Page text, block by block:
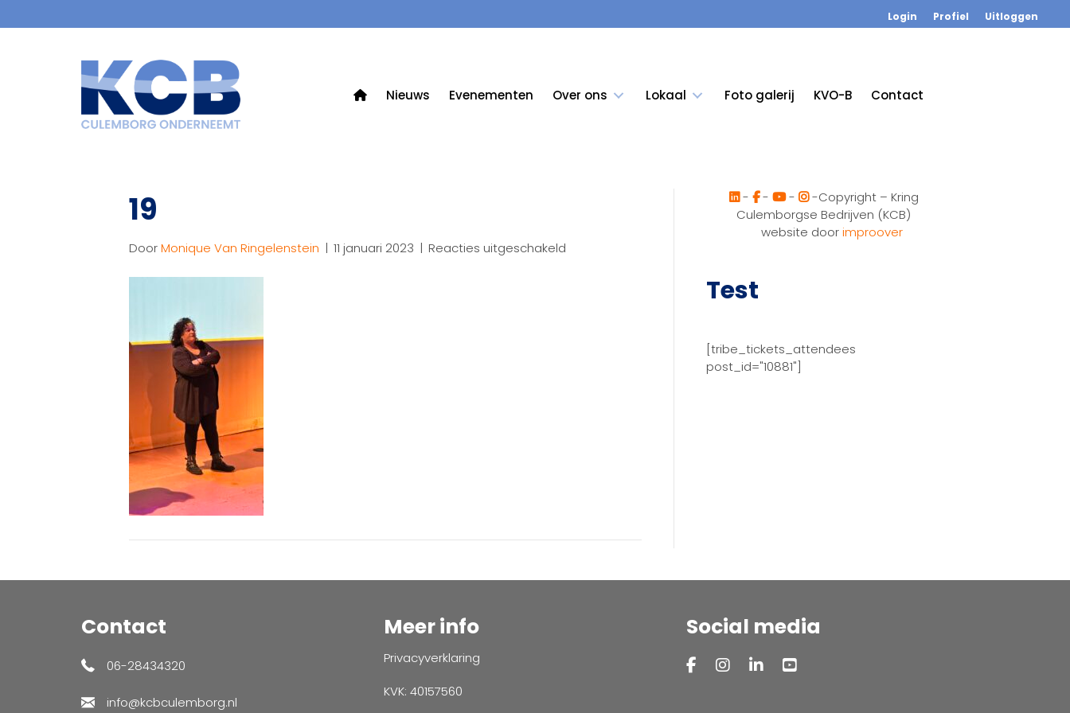
Login Profiel Uitloggen
Nieuws Evenementen Over ons Lokaal Foto galerij KVO-B Contact
19
DoorMonique Van Ringelenstein | 11 januari 2023 | Reacties uitgeschakeld
- - -
-Copyright – Kring
Culemborgse Bedrijven (KCB)
website doorimproover
Test
[tribe_tickets_attendees
post_id="10881"]
Contact
06-28434320
info@kcbculemborg.nl
Meer info
Privacyverklaring
KVK: 40157560
Social media